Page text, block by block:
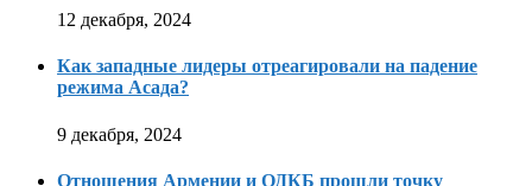
12 декабря, 2024
Как западные лидеры отреагировали на падение
режима Асада?
9 декабря, 2024
Отношения Армении и ОДКБ прошли точку